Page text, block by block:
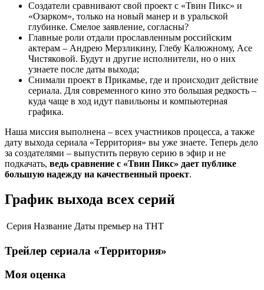
Создатели сравнивают свой проект с «Твин Пикс» и
«Озарком», только на новый манер и в уральской
глубинке. Смелое заявление, согласны?
Главные роли отдали прославленным российским
актерам – Андрею Мерзликину, Глебу Калюжному, Асе
Чистяковой. Будут и другие исполнители, но о них
узнаете после даты выхода;
Снимали проект в Прикамье, где и происходит действие
сериала. Для современного кино это большая редкость –
куда чаще в ход идут павильоны и компьютерная
графика.
Наша миссия выполнена – всех участников процесса, а также
дату выхода сериала «Территория» вы уже знаете. Теперь дело
за создателями – выпустить первую серию в эфир и не
подкачать, ведь сравнение с «Твин Пикс» дает публике
большую надежду на качественный проект.
График выхода всех серий
Серия Название Даты премьер на ТНТ
Трейлер сериала «Территория»
Моя оценка